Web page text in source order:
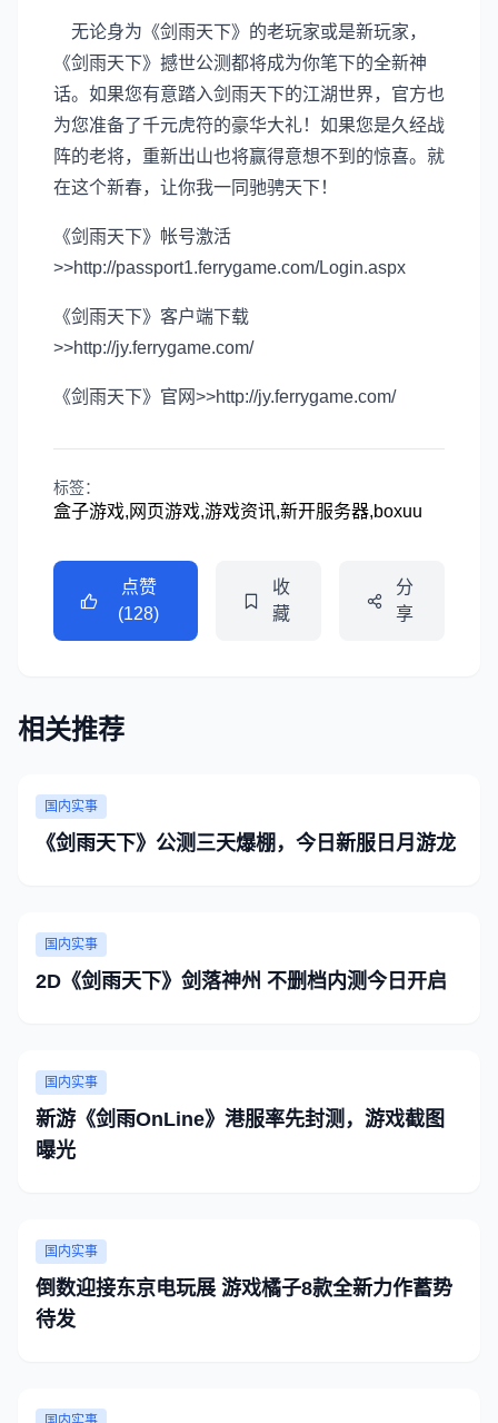
无论身为《剑雨天下》的老玩家或是新玩家，
《剑雨天下》撼世公测都将成为你笔下的全新神
话。如果您有意踏入剑雨天下的江湖世界，官方也
为您准备了千元虎符的豪华大礼！如果您是久经战
阵的老将，重新出山也将赢得意想不到的惊喜。就
在这个新春，让你我一同驰骋天下！
《剑雨天下》帐号激活
>>http://passport1.ferrygame.com/Login.aspx
《剑雨天下》客户端下载
>>http://jy.ferrygame.com/
《剑雨天下》官网>>http://jy.ferrygame.com/
标签：
盒子游戏,网页游戏,游戏资讯,新开服务器,boxuu
点赞
(128)
收
藏
分
享
相关推荐
国内实事
《剑雨天下》公测三天爆棚，今日新服日月游龙
国内实事
2D《剑雨天下》剑落神州 不删档内测今日开启
国内实事
新游《剑雨OnLine》港服率先封测，游戏截图
曝光
国内实事
倒数迎接东京电玩展 游戏橘子8款全新力作蓄势
待发